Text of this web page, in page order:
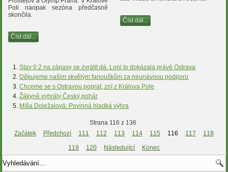
Poli naopak sezóna předčasně
skončila.
Číst dál...
Číst dál...
Stav 0:2 na zápasy se zvrátit dá. Loni to dokázala právě Ostrava
Děkujeme našim skvělým fanouškům za neunávnou podporu
Chceme se s Ostravou poprat, zní z Králova Pole
Žákyně vyhrály Český pohár
Míša Doležalová: Povinná hladká výhra
Strana 116 z 136
Začátek
Předchozí 111 112 113 114 115 116 117
118
119
120 Následující Konec